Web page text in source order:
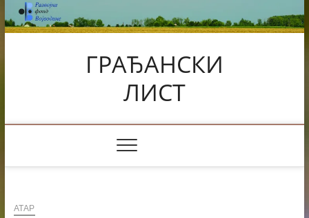
Skip
to
content
ГРАЂАНСКИ
ЛИСТ
АТАР